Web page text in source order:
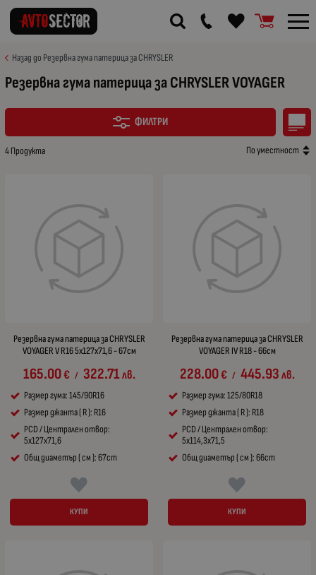
Назад до Резервна гума патерица за CHRYSLER
Резервна гума патерица за CHRYSLER VOYAGER
ФИЛТРИ
4 Продукта По уместност
Резервна гума патерица за CHRYSLER
VOYAGER V R16 5x127x71,6 - 67см
165.00€ / 322.71лв.
Размер гума: 145/90R16
Размер джанта ( R ): R16
PCD / Централен отвор:
5x127x71,6
Общ диаметър ( см ): 67cm
КУПИ
Резервна гума патерица за CHRYSLER
VOYAGER IV R18 - 66см
228.00€ / 445.93лв.
Размер гума: 125/80R18
Размер джанта ( R ): R18
PCD / Централен отвор:
5x114,3x71,5
Общ диаметър ( см ): 66cm
КУПИ